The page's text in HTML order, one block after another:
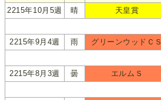
2215年10月5週
晴 天皇賞
2215年9月4週 雨 グリーンウッドＣＳ
2215年8月3週 曇 エルムＳ